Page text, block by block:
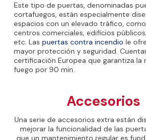
Este tipo de puertas, denominadas
cortafuegos, están especialmente
espacios con un elevado tráfico,
centros comerciales, edificios
etc. Laspuertas contra incendio le
mayor protección y seguridad.
certificación Europea que garantiza la
fuego por 90 min.
Accesorios
Una serie de accesorios extra están
mejorar la funcionalidad de las
que un mantenimiento regular es